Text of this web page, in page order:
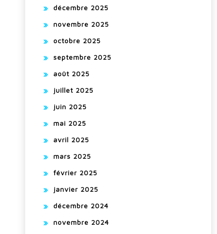
décembre 2025
novembre 2025
octobre 2025
septembre 2025
août 2025
juillet 2025
juin 2025
mai 2025
avril 2025
mars 2025
février 2025
janvier 2025
décembre 2024
novembre 2024